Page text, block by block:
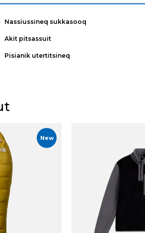
Nassiussineq sukkasooq
Akit pitsassuit
Pisianik utertitsineq
New